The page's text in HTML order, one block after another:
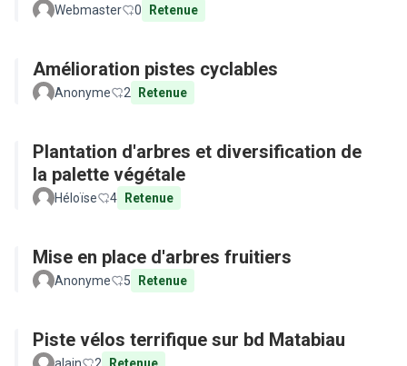
Webmaster 0 Retenue
Amélioration pistes cyclables
Anonyme 2 Retenue
Plantation d'arbres et diversification de
la palette végétale
Héloïse 4 Retenue
Mise en place d'arbres fruitiers
Anonyme 5 Retenue
Piste vélos terrifique sur bd Matabiau